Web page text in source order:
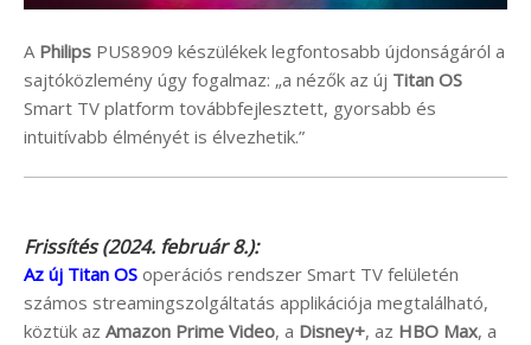
A Philips PUS8909 készülékek legfontosabb újdonságáról a
sajtóközlemény úgy fogalmaz: „a nézők az új Titan OS
Smart TV platform továbbfejlesztett, gyorsabb és
intuitívabb élményét is élvezhetik.”
Frissítés (2024. február 8.):
Az új Titan OS operációs rendszer Smart TV felületén
számos streamingszolgáltatás applikációja megtalálható,
köztük az Amazon Prime Video, a Disney+, az HBO Max, a